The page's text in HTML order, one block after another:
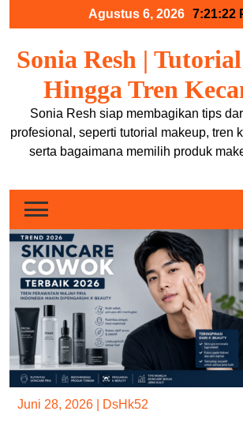
Agustus 6, 2026 7:21:23
Sonia Resh |
Hingga Tren
Sonia Resh siap membagikan tips
profesional, seperti tutorial makeup, tren
serta bagaimana memilih produk
Juni 28, 2026 DsHk52